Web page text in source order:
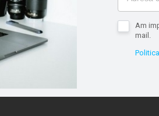
Am
mail.